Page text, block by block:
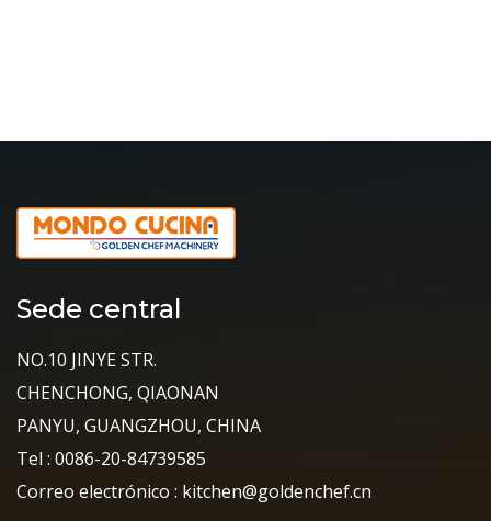
Sede central
NO.10 JINYE STR.
CHENCHONG, QIAONAN
PANYU, GUANGZHOU, CHINA
Tel : 0086-20-84739585
Correo electrónico : kitchen@goldenchef.cn